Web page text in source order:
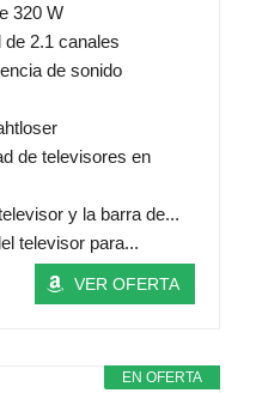
320 W
de 2.1 canales
de sonido
de televisores en
y la barra de...
televisor para...
VER OFERTA
EN OFERTA